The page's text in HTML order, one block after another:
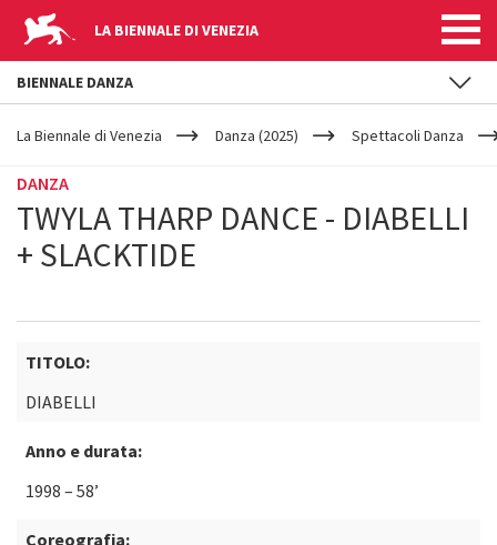
LA BIENNALE DI VENEZIA
YOUR
ARE
La Biennale di Venezia Danza (2025) Spettacoli Danza
DANZA
TWYLA THARP DANCE - DIABELLI
+ SLACKTIDE
TITOLO:
DIABELLI
Anno e durata:
1998 – 58’
Coreografia:
BIENNALE DANZA